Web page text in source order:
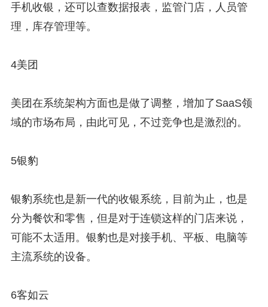
手机收银，还可以查数据报表，监管门店，人员管
理，库存管理等。
4美团
美团在系统架构方面也是做了调整，增加了SaaS领
域的市场布局，由此可见，不过竞争也是激烈的。
5银豹
银豹系统也是新一代的收银系统，目前为止，也是
分为餐饮和零售，但是对于连锁这样的门店来说，
可能不太适用。银豹也是对接手机、平板、电脑等
主流系统的设备。
6客如云